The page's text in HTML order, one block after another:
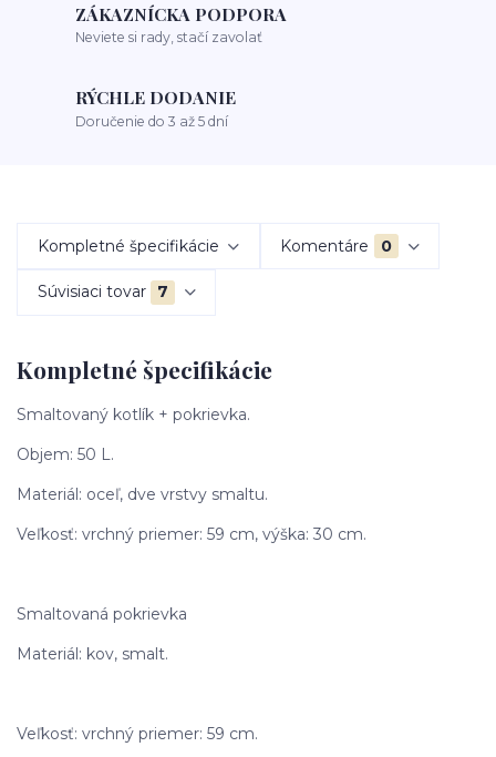
ZÁKAZNÍCKA PODPORA
Neviete si rady, stačí zavolať
RÝCHLE DODANIE
Doručenie do 3 až 5 dní
Kompletné špecifikácie Komentáre 0
Súvisiaci tovar 7
Kompletné špecifikácie
Smaltovaný kotlík + pokrievka.
Objem: 50 L.
Materiál: oceľ, dve vrstvy smaltu.
Veľkosť: vrchný priemer: 59 cm, výška: 30 cm.
Smaltovaná pokrievka
Materiál: kov, smalt.
Veľkosť: vrchný priemer: 59 cm.